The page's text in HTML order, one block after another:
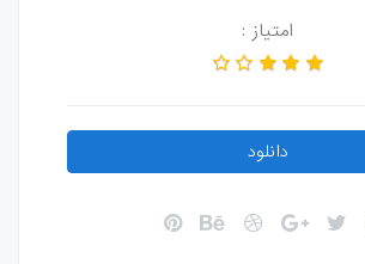
امتیاز :
دانلود